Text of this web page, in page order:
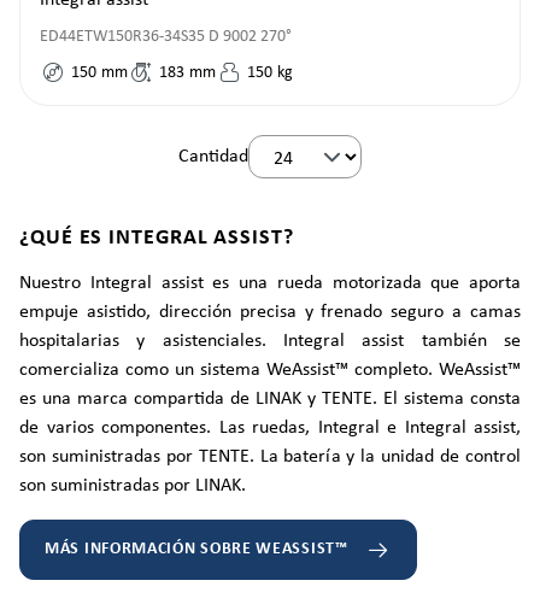
ED44ETW150R36-34S35 D 9002 270°
150 mm 183 mm 150 kg
Cantidad
¿QUÉ ES INTEGRAL ASSIST?
Nuestro Integral assist es una rueda motorizada que aporta
empuje asistido, dirección precisa y frenado seguro a camas
hospitalarias y asistenciales. Integral assist también se
comercializa como un sistema WeAssist™ completo. WeAssist™
es una marca compartida de LINAK y TENTE. El sistema consta
de varios componentes. Las ruedas, Integral e Integral assist,
son suministradas por TENTE. La batería y la unidad de control
son suministradas por LINAK.
MÁS INFORMACIÓN SOBRE WEASSIST™